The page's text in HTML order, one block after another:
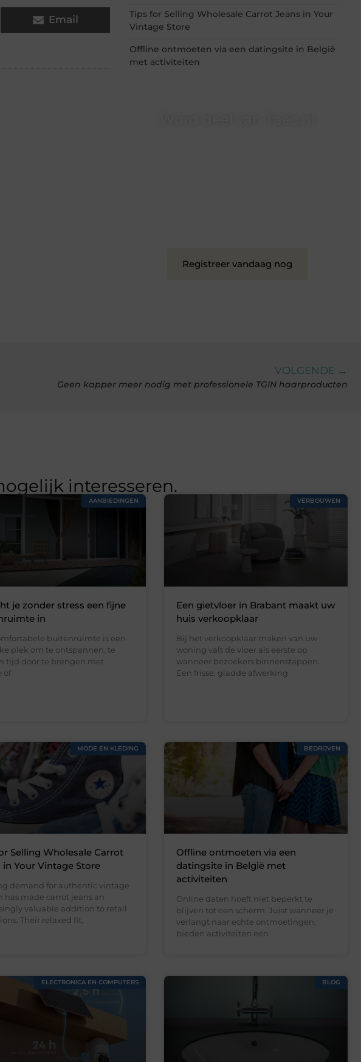
Email
Tips for Selling Wholesale Carrot Jeans in Your
Vintage Store
Offline ontmoeten via een datingsite in België
met activiteiten
Registreer vandaag nog
VOLGENDE →
Geen kapper meer nodig met professionele TGIN haarproducten
interesseren.
AANBIEDINGEN
je zonder stress een fijne
in
buitenruimte is een
plek om te ontspannen, te
tijd door te brengen met
of
VERBOUWEN
Een gietvloer in Brabant maakt uw
huis verkoopklaar
Bij het verkoopklaar maken van uw
woning valt de vloer als eerste op
wanneer bezoekers binnenstappen.
Een frisse, gladde afwerking
MODE EN KLEDING
Selling Wholesale Carrot
in Your Vintage Store
demand for authentic vintage
has made carrot jeans an
valuable addition to retail
Their relaxed fit,
BEDRIJVEN
Offline ontmoeten via een
datingsite in België met
activiteiten
Online daten hoeft niet beperkt te
blijven tot een scherm. Juist wanneer je
verlangt naar echte ontmoetingen,
bieden activiteiten een
ELECTRONICA EN COMPUTERS BLOG